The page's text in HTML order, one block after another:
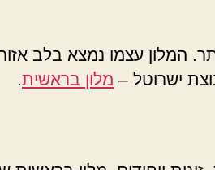
המלון עצמו נמצא בלב
ישרוטל – מלון בראשית